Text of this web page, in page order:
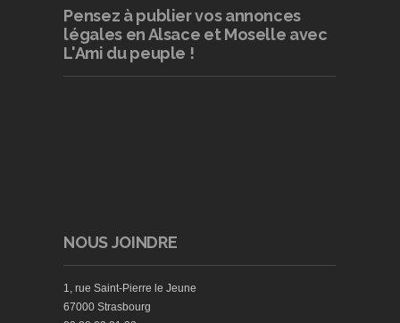
Pensez à publiervos annonces
légales en Alsace et Moselle avec
L'Ami du peuple !
NOUS JOINDRE
1, rue Saint-Pierre le Jeune
67000 Strasbourg